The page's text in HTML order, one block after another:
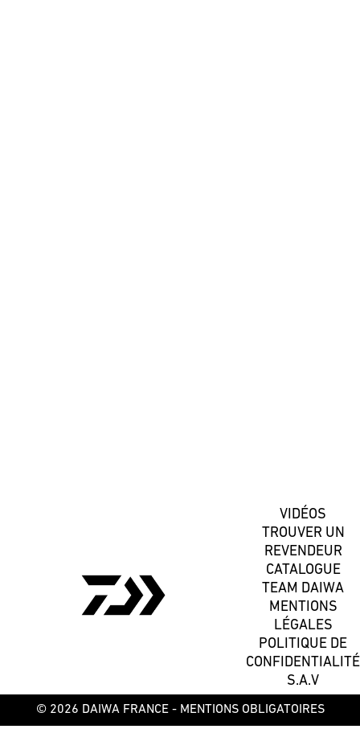
VIDÉOS
TROUVER UN
REVENDEUR
CATALOGUE
TEAM DAIWA
MENTIONS
LÉGALES
POLITIQUE DE
CONFIDENTIALITÉ
S.A.V
© 2026 DAIWA FRANCE - MENTIONS OBLIGATOIRES